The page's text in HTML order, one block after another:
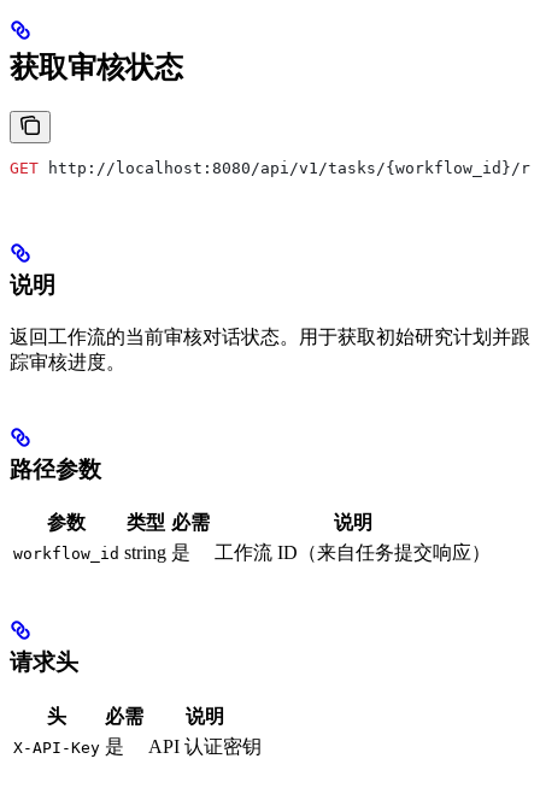
获取审核状态
GET http://localhost:8080/api/v1/tasks/{workflow_id}/
说明
返回工作流的当前审核对话状态。用于获取初始研究计划并跟
踪审核进度。
路径参数
参数 类型 必需 说明
workflow_id string 是 工作流 ID（来自任务提交响应）
请求头
头 必需 说明
X-API-Key 是 API 认证密钥